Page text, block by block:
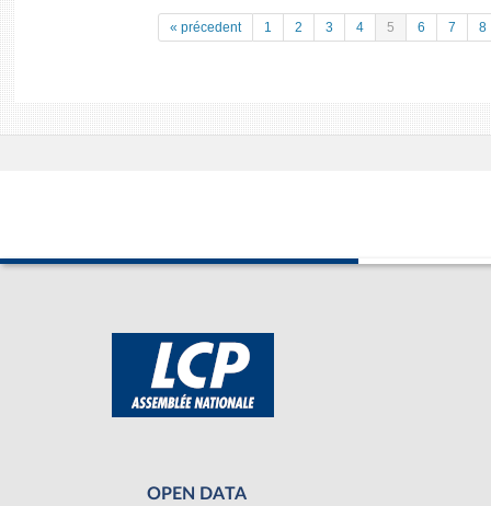
« précedent 1 2 3 4 5 6 7 8
OPEN DATA